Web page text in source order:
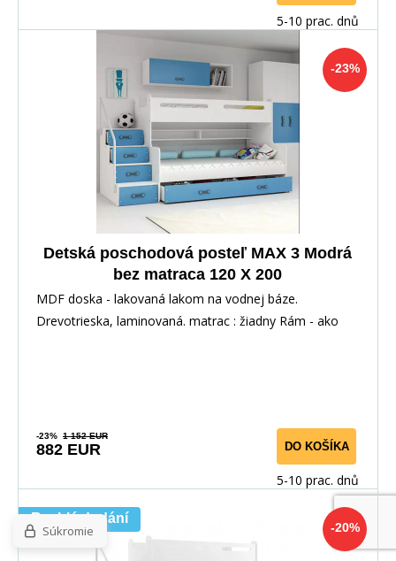
5-10 prac. dnů
-23%
Detská poschodová posteľ MAX 3 Modrá
bez matraca 120 X 200
MDF doska - lakovaná lakom na vodnej báze.
Drevotrieska, laminovaná. matrac : žiadny Rám - ako
-23% 1 152 EUR
882 EUR DO KOŠÍKA
5-10 prac. dnů
-20%
Rychlé dodání
Súkromie